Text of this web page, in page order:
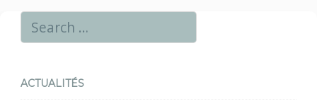
ACTUALITÉS